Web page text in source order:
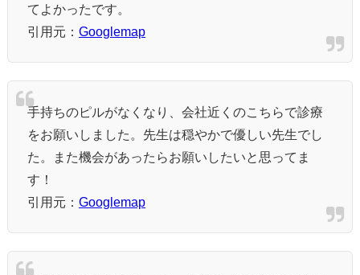
てよかったです。
引用元： Googlemap
手持ちのピルがなくなり、会社近くのこちらで診療
をお願いしました。先生は穏やかで優しい先生でし
た。また機会があったらお願いしたいと思ってま
す！
引用元： Googlemap